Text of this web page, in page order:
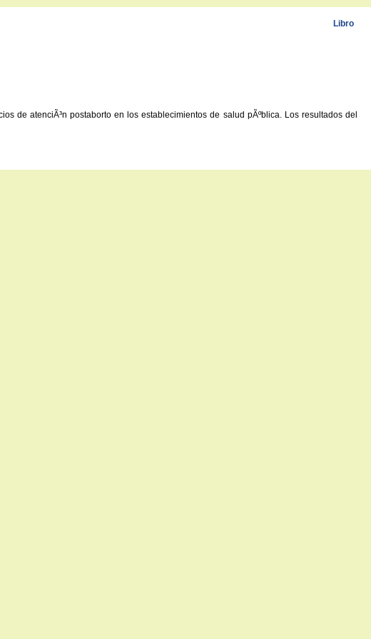
Libro
de atenciÃ³n postaborto en los establecimientos de salud pÃºblica. Los resultados del